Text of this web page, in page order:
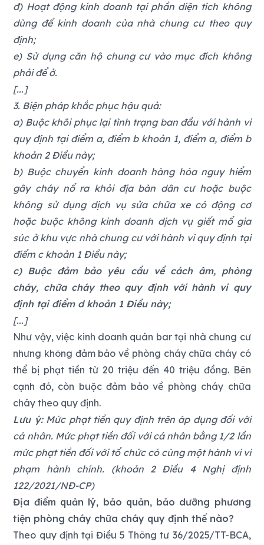
đ) Hoạt động kinh doanh tại phần diện tích không
dùng để kinh doanh của nhà chung cư theo quy
định;
e) Sử dụng căn hộ chung cư vào mục đích không
phải để ở.
[...]
3. Biện pháp khắc phục hậu quả:
a) Buộc khôi phục lại tình trạng ban đầu với hành vi
quy định tại điểm a, điểm b khoản 1, điểm a, điểm b
khoản 2 Điều này;
b) Buộc chuyển kinh doanh hàng hóa nguy hiểm
gây cháy nổ ra khỏi địa bàn dân cư hoặc buộc
không sử dụng dịch vụ sửa chữa xe có động cơ
hoặc buộc không kinh doanh dịch vụ giết mổ gia
súc ở khu vực nhà chung cư với hành vi quy định tại
điểm c khoản 1 Điều này;
c) Buộc đảm bảo yêu cầu về cách âm, phòng
cháy, chữa cháy theo quy định với hành vi quy
định tại điểm d khoản 1 Điều này;
[...]
Như vậy, việc kinh doanh quán bar tại nhà chung cư
nhưng không đảm bảo về phòng cháy chữa cháy có
thể bị phạt tiền từ 20 triệu đến 40 triệu đồng. Bên
cạnh đó, còn buộc đảm bảo về phòng cháy chữa
cháy theo quy định.
Lưu ý:Mức phạt tiền quy định trên áp dụng đối với
cá nhân. Mức phạt tiền đối với cá nhân bằng 1/2 lần
mức phạt tiền đối với tổ chức có cùng một hành vi vi
phạm hành chính. (khoản 2 Điều 4 Nghị định
122/2021/NĐ-CP)
Địa điểm quản lý, bảo quản, bảo dưỡng phương
tiện phòng cháy chữa cháy quy định thế nào?
Theo quy định tại Điều 5 Thông tư 36/2025/TT-BCA,